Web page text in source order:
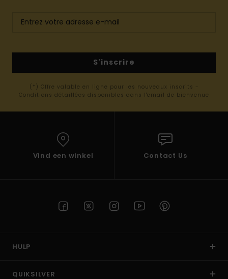
S'inscrire
(*) Offre valable en ligne pour les nouveaux inscrits -
Conditions détaillées disponibles dans l'email de bienvenue
Vind een winkel Contact Us
HULP
QUIKSILVER